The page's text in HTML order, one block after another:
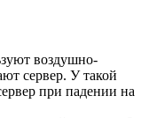
воздушно-
сервер. У такой
при падении на